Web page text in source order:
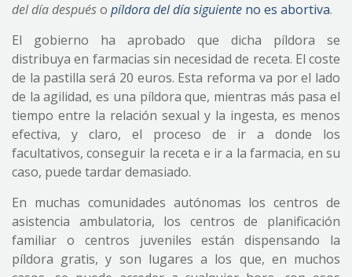
del día despuéso píldora del día siguiente no es abortiva.
El gobierno ha aprobado que dicha píldora se
distribuya en farmacias sin necesidad de receta. El coste
de la pastilla será 20 euros. Esta reforma va por el lado
de la agilidad, es una píldora que, mientras más pasa el
tiempo entre la relación sexual y la ingesta, es menos
efectiva, y claro, el proceso de ir a donde los
facultativos, conseguir la receta e ir a la farmacia, en su
caso, puede tardar demasiado.
En muchas comunidades autónomas los centros de
asistencia ambulatoria, los centros de planificación
familiar o centros juveniles están dispensando la
píldora gratis, y son lugares a los que, en muchos